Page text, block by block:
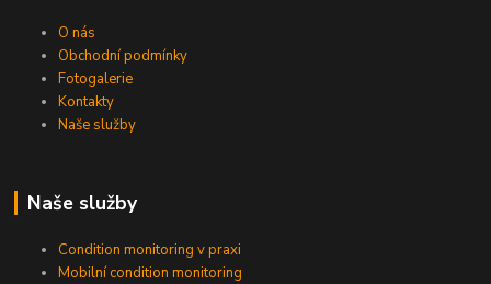
O nás
Obchodní podmínky
Fotogalerie
Kontakty
Naše služby
Naše služby
Condition monitoring v praxi
Mobilní condition monitoring